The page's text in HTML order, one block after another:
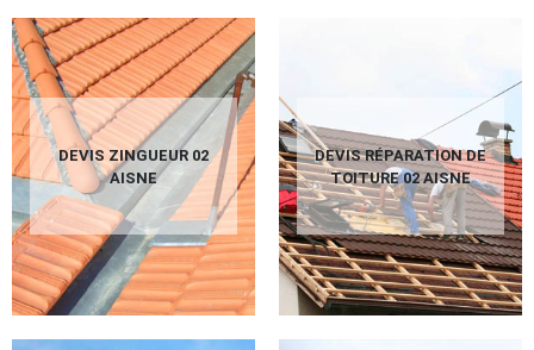
DEVIS ZINGUEUR 02
AISNE
DEVIS RÉPARATION DE
TOITURE 02 AISNE